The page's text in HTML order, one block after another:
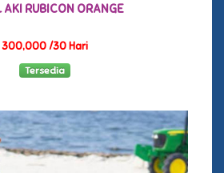
AKI RUBICON ORANGE
300,000 /30 Hari
Tersedia